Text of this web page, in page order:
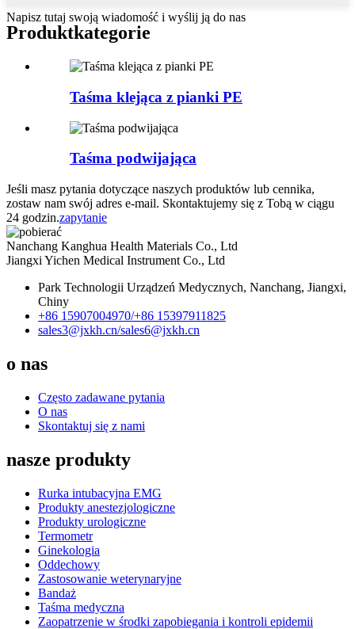
Napisz tutaj swoją wiadomość i wyślij ją do nas
Produktkategorie
Taśma klejąca z pianki PE
Taśma podwijająca
Jeśli masz pytania dotyczące naszych produktów lub cennika,
zostaw nam swój adres e-mail. Skontaktujemy się z Tobą w ciągu
24 godzin.zapytanie
Nanchang Kanghua Health Materials Co., Ltd
Jiangxi Yichen Medical Instrument Co., Ltd
Park Technologii Urządzeń Medycznych, Nanchang, Jiangxi,
Chiny
+86 15907004970/+86 15397911825
sales3@jxkh.cn/sales6@jxkh.cn
o nas
Często zadawane pytania
O nas
Skontaktuj się z nami
nasze produkty
Rurka intubacyjna EMG
Produkty anestezjologiczne
Produkty urologiczne
Termometr
Ginekologia
Oddechowy
Zastosowanie weterynaryjne
Bandaż
Taśma medyczna
Zaopatrzenie w środki zapobiegania i kontroli epidemii